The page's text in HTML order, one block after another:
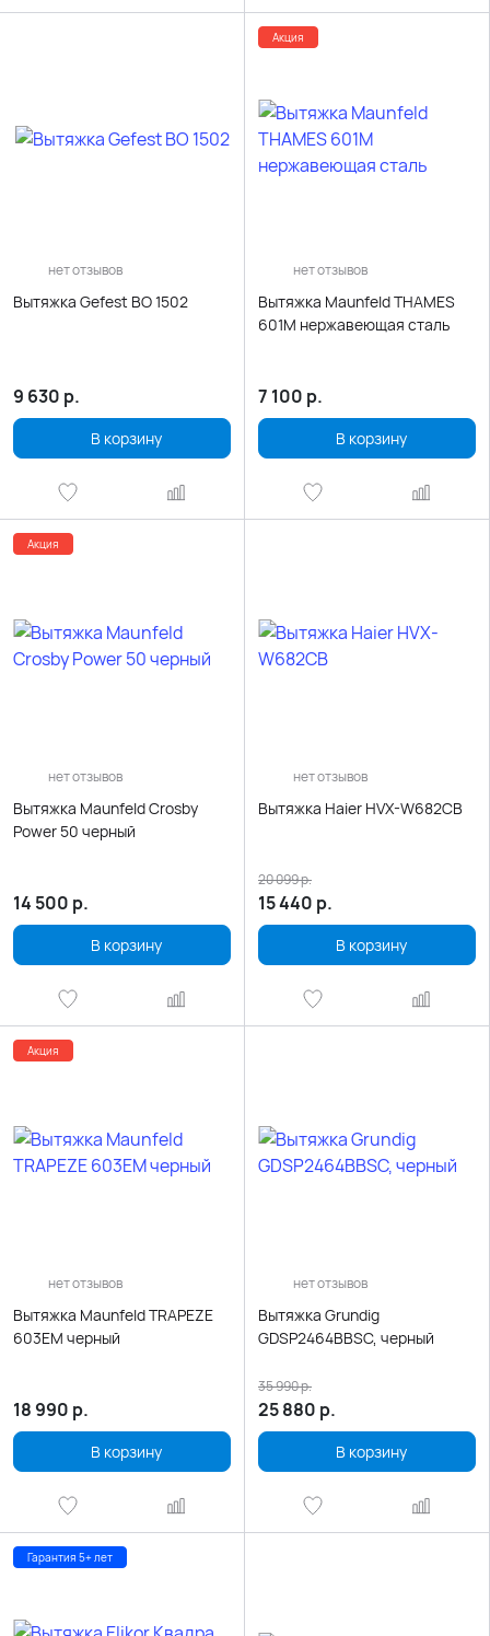
нет отзывов
Вытяжка Gefest ВО 1502
9 630 р.
В корзину
Акция
нет отзывов
Вытяжка Maunfeld THAMES
601M нержавеющая сталь
7 100 р.
В корзину
Акция
нет отзывов
Вытяжка Maunfeld Crosby
Power 50 черный
14 500 р.
В корзину
нет отзывов
Вытяжка Haier HVX-W682CB
15 440 р.
20 099р.
В корзину
Акция
нет отзывов
Вытяжка Maunfeld TRAPEZE
603EM черный
18 990 р.
В корзину
нет отзывов
Вытяжка Grundig
GDSP2464BBSC, черный
25 880 р.
35 990р.
В корзину
Гарантия 5+ лет